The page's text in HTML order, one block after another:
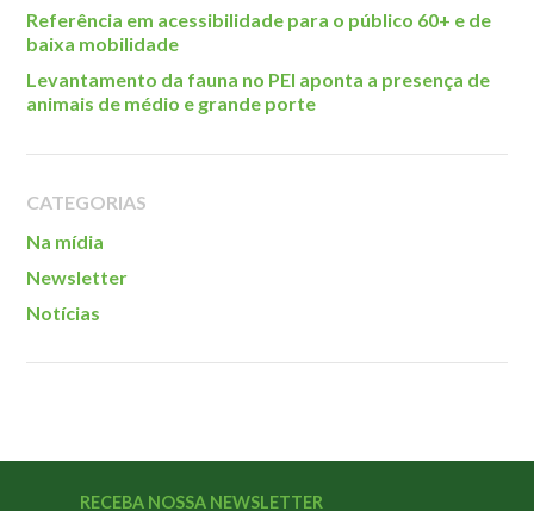
Referência em acessibilidade para o público 60+ e de
baixa mobilidade
Levantamento da fauna no PEI aponta a presença de
animais de médio e grande porte
CATEGORIAS
Na mídia
Newsletter
Notícias
RECEBA NOSSA NEWSLETTER